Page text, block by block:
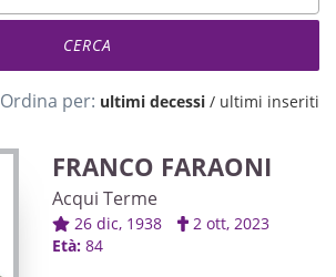
Ordina per: ultimi decessi / ultimi inseriti
FRANCO FARAONI
Acqui Terme
26 dic, 1938
2 ott, 2023
Età: 84